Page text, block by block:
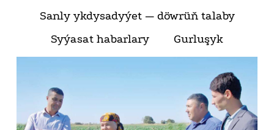
Sanly ykdysadyýet — döwrüň talaby
Syýasat habarlary
Gurluşyk